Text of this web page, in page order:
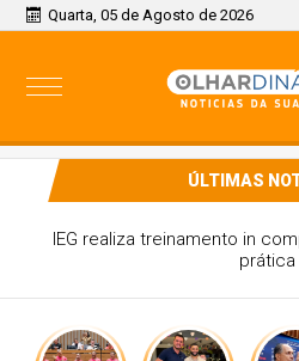
Quarta, 05 de Agosto de 2026
ÚLTIMAS
decidem pela